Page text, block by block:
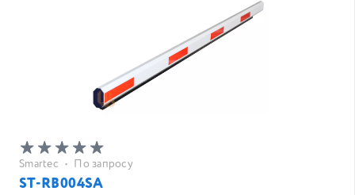
Smartec • По запросу
ST-RB004SA